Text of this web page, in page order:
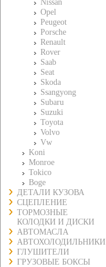
Nissan
Opel
Peugeot
Porsche
Renault
Rover
Saab
Seat
Skoda
Ssangyong
Subaru
Suzuki
Toyota
Volvo
Vw
Koni
Monroe
Tokico
Boge
ДЕТАЛИ КУЗОВА
СЦЕПЛЕНИЕ
ТОРМОЗНЫЕ
КОЛОДКИ И ДИСКИ
АВТОМАСЛА
АВТОХОЛОДИЛЬНИКИ
ГЛУШИТЕЛИ
ГРУЗОВЫЕ БОКСЫ